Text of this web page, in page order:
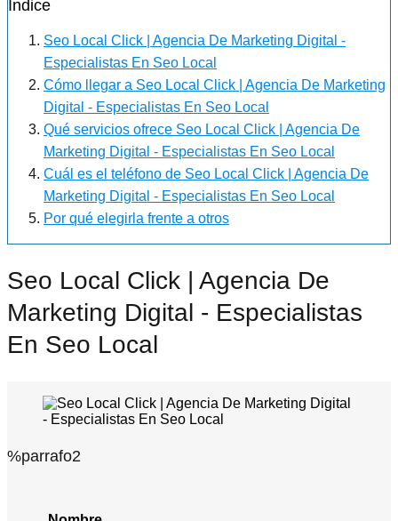
Índice
Seo Local Click | Agencia De Marketing Digital -
Especialistas En Seo Local
Cómo llegar a Seo Local Click | Agencia De Marketing
Digital - Especialistas En Seo Local
Qué servicios ofrece Seo Local Click | Agencia De
Marketing Digital - Especialistas En Seo Local
Cuál es el teléfono de Seo Local Click | Agencia De
Marketing Digital - Especialistas En Seo Local
Por qué elegirla frente a otros
Seo Local Click | Agencia De
Marketing Digital - Especialistas
En Seo Local
%parrafo2